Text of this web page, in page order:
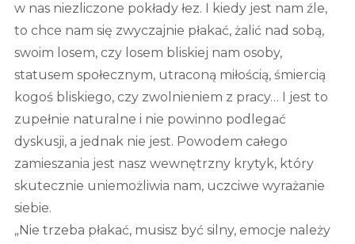
w nas niezliczone pokłady łez. I kiedy jest nam źle,
to chce nam się zwyczajnie płakać, żalić nad sobą,
swoim losem, czy losem bliskiej nam osoby,
statusem społecznym, utraconą miłością, śmiercią
kogoś bliskiego, czy zwolnieniem z pracy… I jest to
zupełnie naturalne i nie powinno podlegać
dyskusji, a jednak nie jest. Powodem całego
zamieszania jest nasz wewnętrzny krytyk, który
skutecznie uniemożliwia nam, uczciwe wyrażanie
siebie.
„Nie trzeba płakać, musisz być silny, emocje należy